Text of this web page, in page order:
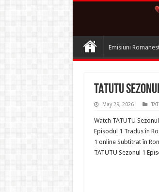
Emisiuni
TATUTU
May 29, 2026
Watch TATUTU
Episodul 1 Tradus în
1 online Subtitrat în
TATUTU Sezonul 1